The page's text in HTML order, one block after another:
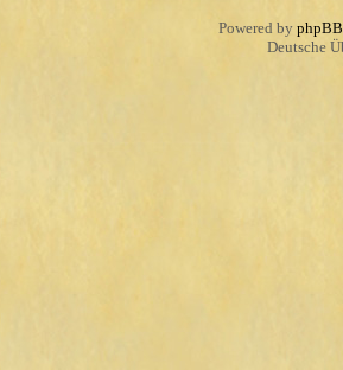
Powered by phpBB
Deutsche